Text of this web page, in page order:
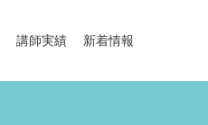
講師実績 新着情報